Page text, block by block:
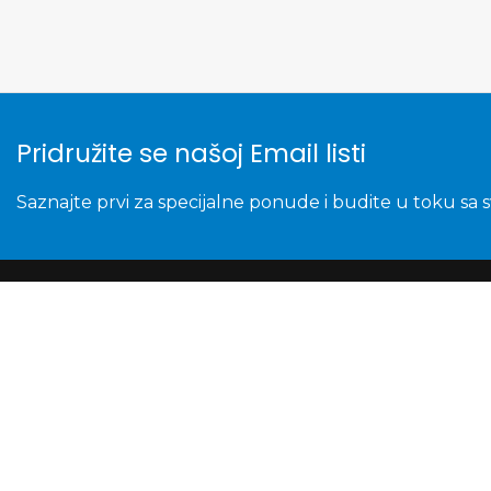
Pridružite se našoj Email listi
Saznajte prvi za specijalne ponude i budite u toku sa